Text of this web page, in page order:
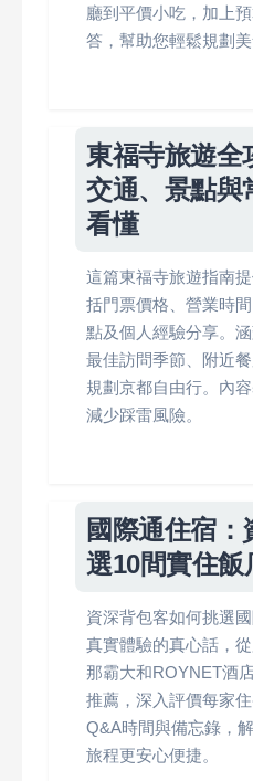
廳到平價小吃，加上
答，幫助您輕鬆規劃美
東福寺旅遊全
交通、景點與
看懂
這篇東福寺旅遊指南
括門票價格、營業時
點及個人經驗分享。
最佳訪問季節、附近
規劃京都自由行。內
減少踩雷風險。
國際通住宿：
選10間實住飯
資深背包客如何挑選
真實體驗的真心話，
那霸大和ROYNET酒
推薦，深入評價每家
Q&A時間與備忘錄，
旅程更安心便捷。